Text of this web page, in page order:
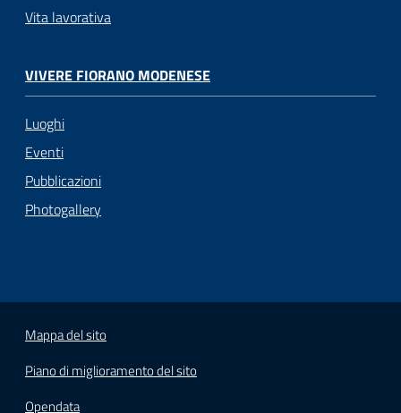
Vita lavorativa
VIVERE FIORANO MODENESE
Luoghi
Eventi
Pubblicazioni
Photogallery
Mappa del sito
Piano di miglioramento del sito
Opendata